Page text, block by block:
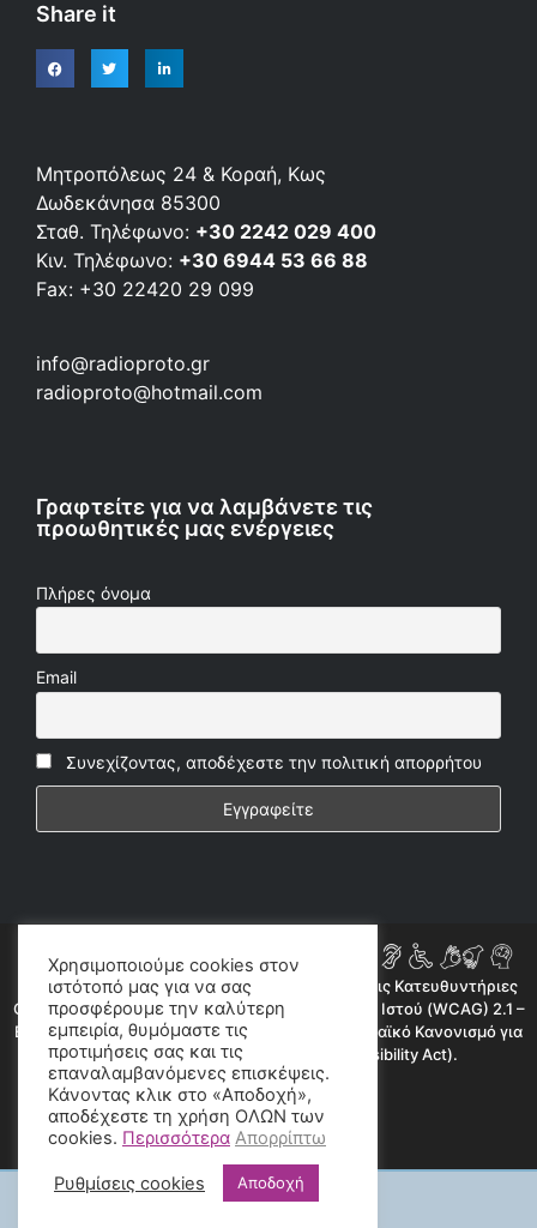
Share it
Μητροπόλεως 24 & Κοραή, Κως
Δωδεκάνησα 85300
Σταθ. Τηλέφωνο: +30 2242 029 400
Κιν. Τηλέφωνο: +30 6944 53 66 88
Fax: +30 22420 29 099
info@radioproto.gr
radioproto@hotmail.com
Γραφτείτε για να λαμβάνετε τις
προωθητικές μας ενέργειες
Πλήρες όνομα
Email
Συνεχίζοντας, αποδέχεστε την πολιτική απορρήτου
Η ιστοσελίδα μας συμμορφώνεται εν μέρει με τις Κατευθυντήριες
Οδηγίες για την Προσβασιμότητα Περιεχομένου Ιστού (WCAG) 2.1 –
Επίπεδο AA, όπως προβλέπεται από τον Ευρωπαϊκό Κανονισμό για
την Προσβασιμότητα (European Accessibility Act).
Χρησιμοποιούμε cookies στον
ιστότοπό μας για να σας
προσφέρουμε την καλύτερη
εμπειρία, θυμόμαστε τις
προτιμήσεις σας και τις
επαναλαμβανόμενες επισκέψεις.
Κάνοντας κλικ στο «Αποδοχή»,
αποδέχεστε τη χρήση ΟΛΩΝ των
cookies. Περισσότερα Απορρίπτω
Ρυθμίσεις cookies Αποδοχή
©2020 radioproto.gr